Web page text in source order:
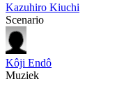
Kazuhiro Kiuchi
Scenario
Kôji Endô
Muziek